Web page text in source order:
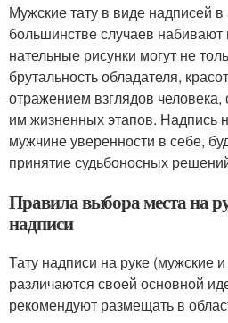
Мужские тату в виде надписей
большинстве случаев набивают
нательные рисунки могут не
брутальность обладателя,
отражением взглядов
им жизненных этапов. Надпись
мужчине уверенности в себе,
принятие судьбоносных
Правила выбора места на
надписи
Тату надписи на руке (мужские
различаются своей основной
рекомендуют размещать в